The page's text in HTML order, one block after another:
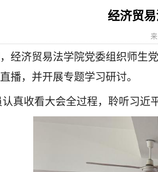
经济贸
，经济贸易法学院党委组织师生
播，并开展专题学习研讨。
认真收看大会全过程，聆听习近